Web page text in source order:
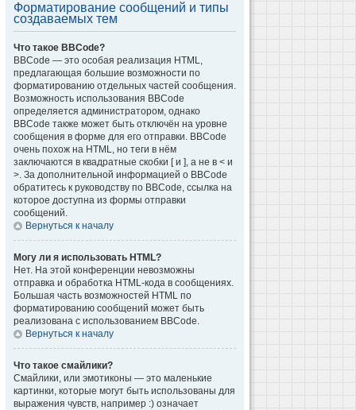
Форматирование сообщений и типы
создаваемых тем
Что такое BBCode?
BBCode — это особая реализация HTML,
предлагающая большие возможности по
форматированию отдельных частей сообщения.
Возможность использования BBCode
определяется администратором, однако
BBCode также может быть отключён на уровне
сообщения в форме для его отправки. BBCode
очень похож на HTML, но теги в нём
заключаются в квадратные скобки [ и ], а не в < и
>. За дополнительной информацией о BBCode
обратитесь к руководству по BBCode, ссылка на
которое доступна из формы отправки
сообщений.
Вернуться к началу
Могу ли я использовать HTML?
Нет. На этой конференции невозможны
отправка и обработка HTML-кода в сообщениях.
Большая часть возможностей HTML по
форматированию сообщений может быть
реализована с использованием BBCode.
Вернуться к началу
Что такое смайлики?
Смайлики, или эмотиконы — это маленькие
картинки, которые могут быть использованы для
выражения чувств, например :) означает